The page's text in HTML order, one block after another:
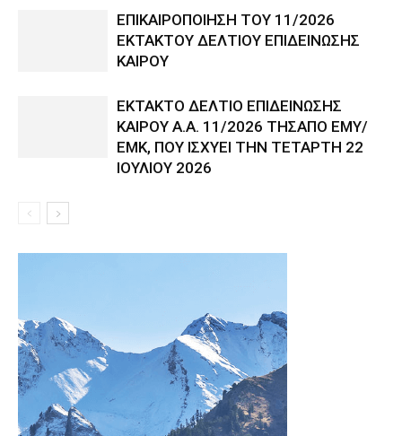
ΕΠΙΚΑΙΡΟΠΟΙΗΣΗ ΤΟΥ 11/2026
ΕΚΤΑΚΤΟΥ ΔΕΛΤΙΟΥ ΕΠΙΔΕΙΝΩΣΗΣ
ΚΑΙΡΟΥ
ΕΚΤΑΚΤΟ ΔΕΛΤΙΟ ΕΠΙΔΕΙΝΩΣΗΣ
ΚΑΙΡΟΥ Α.Α. 11/2026 ΤΗΣΑΠΟ ΕΜΥ/
ΕΜΚ, ΠΟΥ ΙΣΧΥΕΙ ΤΗΝ ΤΕΤΑΡΤΗ 22
ΙΟΥΛΙΟΥ 2026